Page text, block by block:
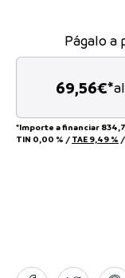
Págalo a
69,56€*
*Importe a financiar
TIN 0,00 % / TAE 9,49 % /